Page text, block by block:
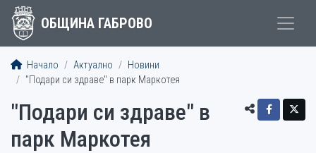
ОБЩИНА ГАБРОВО
Начало Актуално
Новини
"Подари си здраве" в парк Маркотея
"Подари си здраве" в
парк Маркотея